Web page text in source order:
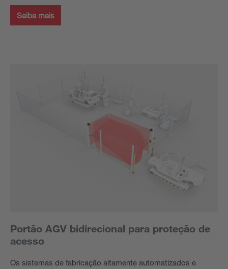
Saiba mais
Portão AGV bidirecional para proteção de
acesso
Os sistemas de fabricação altamente automatizados e